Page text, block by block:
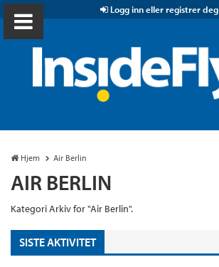
Logg inn eller registrer deg
Hjem Air Berlin
AIR BERLIN
Kategori Arkiv for "Air Berlin".
SISTE AKTIVITET